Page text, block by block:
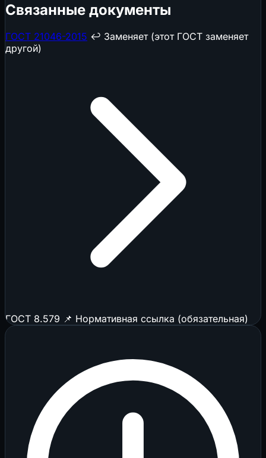
Связанные документы
ГОСТ 21046-2015 ↩️ Заменяет (этот ГОСТ заменяет
другой)
ГОСТ 8.579 📌 Нормативная ссылка (обязательная)